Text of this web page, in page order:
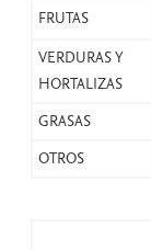
FRUTAS
VERDURAS Y
HORTALIZAS
GRASAS
OTROS